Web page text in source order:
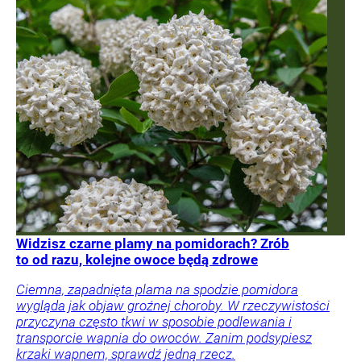
Widzisz czarne plamy na pomidorach? Zrób
to od razu, kolejne owoce będą zdrowe
Ciemna, zapadnięta plama na spodzie pomidora
wygląda jak objaw groźnej choroby. W rzeczywistości
przyczyna często tkwi w sposobie podlewania i
transporcie wapnia do owoców. Zanim podsypiesz
krzaki wapnem, sprawdź jedną rzecz.